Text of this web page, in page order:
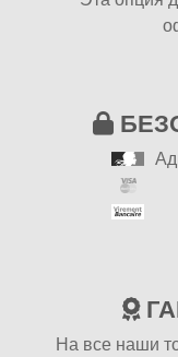
На все наши